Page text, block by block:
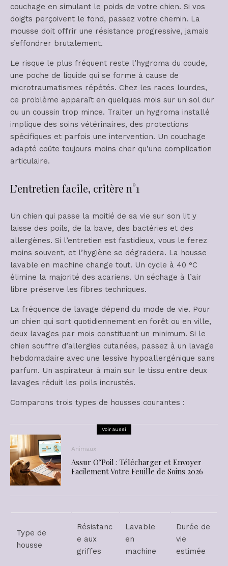
couchage en simulant le poids de votre chien. Si vos
doigts perçoivent le fond, passez votre chemin. La
mousse doit offrir une résistance progressive, jamais
s’effondrer brutalement.
Le risque le plus fréquent reste l’hygroma du coude,
une poche de liquide qui se forme à cause de
microtraumatismes répétés. Chez les races lourdes,
ce problème apparaît en quelques mois sur un sol dur
ou un coussin trop mince. Traiter un hygroma installé
implique des soins vétérinaires, des protections
spécifiques et parfois une intervention. Un couchage
adapté coûte toujours moins cher qu’une complication
articulaire.
L’entretien facile, critère n°1
Un chien qui passe la moitié de sa vie sur son lit y
laisse des poils, de la bave, des bactéries et des
allergènes. Si l’entretien est fastidieux, vous le ferez
moins souvent, et l’hygiène se dégradera. La housse
lavable en machine change tout. Un cycle à 40 °C
élimine la majorité des acariens. Un séchage à l’air
libre préserve les fibres techniques.
La fréquence de lavage dépend du mode de vie. Pour
un chien qui sort quotidiennement en forêt ou en ville,
deux lavages par mois constituent un minimum. Si le
chien souffre d’allergies cutanées, passez à un lavage
hebdomadaire avec une lessive hypoallergénique sans
parfum. Un aspirateur à main sur le tissu entre deux
lavages réduit les poils incrustés.
Comparons trois types de housses courantes :
Voir aussi
Animaux
Assur O’Poil : Télécharger et Envoyer
Facilement Votre Feuille de Soins 2026
Type de
housse
Résistanc
e aux
griffes
Lavable
en
machine
Durée de
vie
estimée